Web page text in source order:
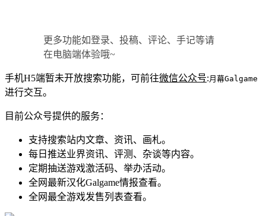
更多功能如登录、投稿、评论、手记等请
在电脑端体验哦~
手机H5端暂未开放搜索功能，可前往微信公众号: 月幕Galgame
进行交互。
目前公众号提供的服务：
支持搜索站内文章、资讯、画札。
每日推送业界资讯、评测、杂谈等内容。
定期抽送游戏激活码、举办活动。
全网最新汉化Galgame情报查看。
全网最全游戏发售列表查看。